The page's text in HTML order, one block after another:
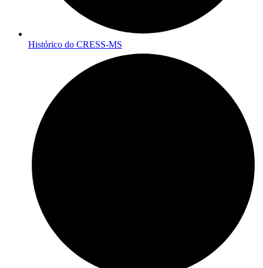
Histórico do CRESS-MS